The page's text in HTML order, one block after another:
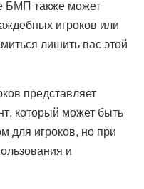
БМП также может
игроков или
лишить вас этой
представляет
который может быть
для игроков, но при
и